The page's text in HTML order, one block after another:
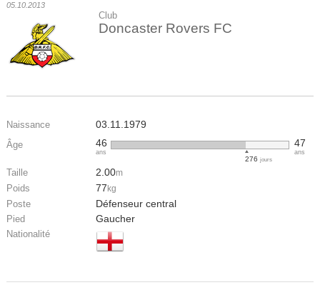
05.10.2013
Club
Doncaster Rovers FC
Naissance 03.11.1979
Âge 46
ans
276jours
47
ans
Taille 2.00m
Poids 77 kg
Poste Défenseur central
Pied Gaucher
Nationalité